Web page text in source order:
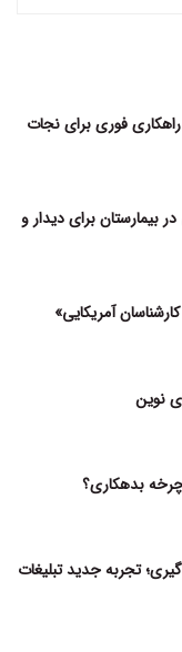
فوری برای نجات
بیمارستان برای دیدار و
آمریکایی»
نوین
بدهکاری؟
تجربه جدید تبلیغات